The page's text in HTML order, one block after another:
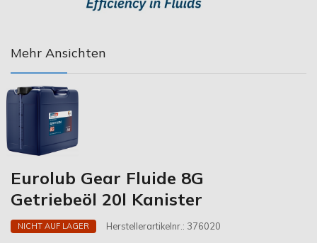
Mehr Ansichten
Eurolub Gear Fluide 8G
Getriebeöl 20l Kanister
NICHT AUF LAGER Herstellerartikelnr.: 376020